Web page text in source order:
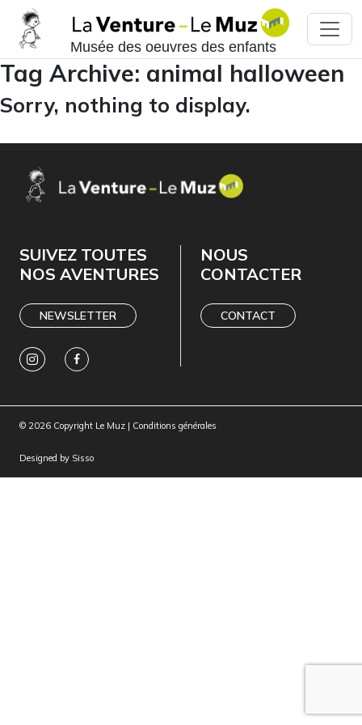
Musée des oeuvres des enfants
Tag Archive: animal halloween
Sorry, nothing to display.
SUIVEZ TOUTES
NOS AVENTURES
NEWSLETTER
NOUS
CONTACTER
CONTACT
© 2026 Copyright Le Muz | Conditions générales
Designed by Sisso